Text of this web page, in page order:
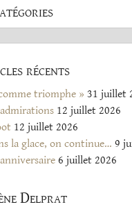
récents
triomphe » 31 juillet
12 juillet 2026
12 juillet 2026
la glace, on continue… 9
6 juillet 2026
Delprat